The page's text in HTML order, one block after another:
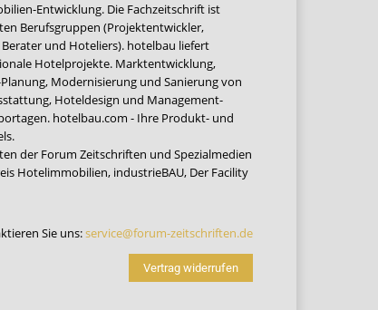
Entwicklung. Die Fachzeitschrift ist
Berufsgruppen (Projektentwickler,
und Hoteliers). hotelbau liefert
Hotelprojekte. Marktentwicklung,
Modernisierung und Sanierung von
Hoteldesign und Management-
hotelbau.com - Ihre Produkt- und
der Forum Zeitschriften und Spezialmedien
Hotelimmobilien, industrieBAU, Der Facility
Sie uns:service@forum-zeitschriften.de
Vertrag widerrufen